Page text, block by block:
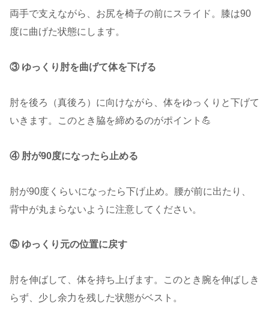
両手で支えながら、お尻を椅子の前にスライド。膝は90
度に曲げた状態にします。
③ ゆっくり肘を曲げて体を下げる
肘を後ろ（真後ろ）に向けながら、体をゆっくりと下げて
いきます。このとき脇を締めるのがポイント💪
④ 肘が90度になったら止める
肘が90度くらいになったら下げ止め。腰が前に出たり、
背中が丸まらないように注意してください。
⑤ ゆっくり元の位置に戻す
肘を伸ばして、体を持ち上げます。このとき腕を伸ばしき
らず、少し余力を残した状態がベスト。